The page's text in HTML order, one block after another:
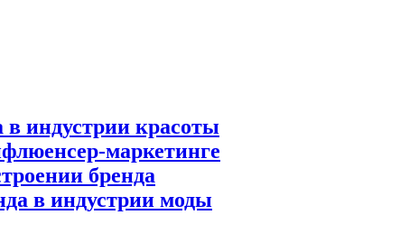
в индустрии красоты
маркетинге
бренда
в индустрии моды